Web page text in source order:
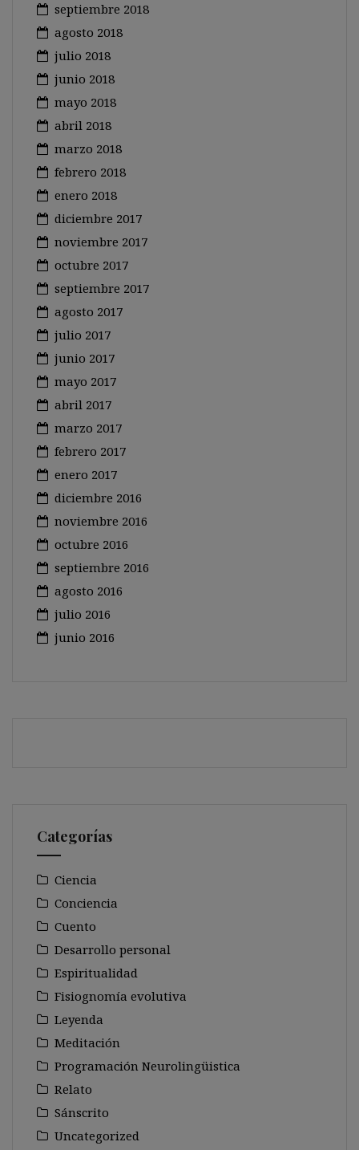
septiembre 2018
agosto 2018
julio 2018
junio 2018
mayo 2018
abril 2018
marzo 2018
febrero 2018
enero 2018
diciembre 2017
noviembre 2017
octubre 2017
septiembre 2017
agosto 2017
julio 2017
junio 2017
mayo 2017
abril 2017
marzo 2017
febrero 2017
enero 2017
diciembre 2016
noviembre 2016
octubre 2016
septiembre 2016
agosto 2016
julio 2016
junio 2016
Categorías
Ciencia
Conciencia
Cuento
Desarrollo personal
Espiritualidad
Fisiognomía evolutiva
Leyenda
Meditación
Programación Neurolingüistica
Relato
Sánscrito
Uncategorized